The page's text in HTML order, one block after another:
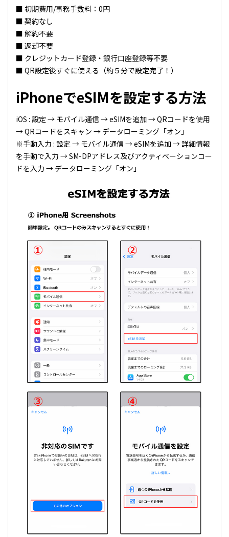
■ 初期費用/事務手数料：0円
■ 契約なし
■ 解約不要
■ 返却不要
■ クレジットカード登録・銀行口座登録等不要
■ QR設定後すぐに使える（約５分で設定完了！）
iPhoneでeSIMを設定する方法
iOS : 設定 → モバイル通信 → eSIMを追加 → QRコードを使用
→ QRコードをスキャン → データローミング「オン」
※手動入力 : 設定 → モバイル通信 → eSIMを追加 → 詳細情報
を手動で入力 → SM-DPアドレス及びアクティベーションコー
ドを入力 → データローミング「オン」